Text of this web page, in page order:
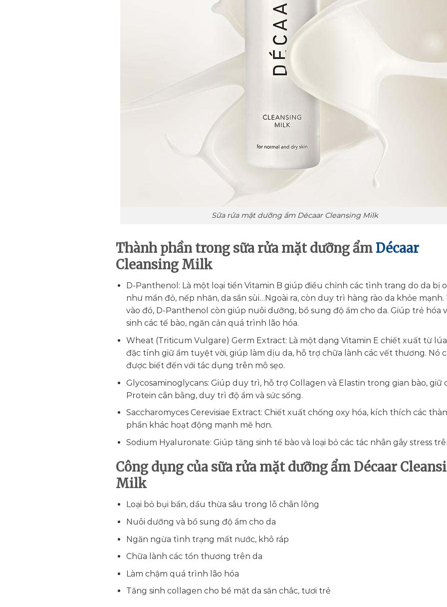
Sữa rửa mặt dưỡng ẩm Décaar Cleansing Milk
Thành phần trong sữa rửa mặt dưỡng ẩm Décaar
Cleansing Milk
D-Panthenol: Là một loại tiền Vitamin B giúp điều chỉnh các tình trang do da bị
như mẩn đỏ, nếp nhăn, da sần sùi…Ngoài ra, còn duy trì hàng rào da khỏe mạnh.
vào đó, D-Panthenol còn giúp nuôi dưỡng, bổ sung độ ẩm cho da. Giúp trẻ hóa
sinh các tế bào, ngăn cản quá trình lão hóa.
Wheat (Triticum Vulgare) Germ Extract: Là một dạng Vitamin E chiết xuất từ lúa
đặc tính giữ ẩm tuyệt vời, giúp làm dịu da, hỗ trợ chữa lành các vết thương. Nó
được biết đến với tác dụng trên mô sẹo.
Glycosaminoglycans: Giúp duy trì, hỗ trợ Collagen và Elastin trong gian bào, giữ
Protein cân bằng, duy trì độ ẩm và sức sống.
Saccharomyces Cerevisiae Extract: Chiết xuất chống oxy hóa, kích thích các
phần khác hoạt động mạnh mẽ hơn.
Sodium Hyaluronate: Giúp tăng sinh tế bào và loại bỏ các tác nhân gây stress
Công dụng của sữa rửa mặt dưỡng ẩm Décaar
Milk
Loại bỏ bụi bẩn, dầu thừa sâu trong lỗ chân lông
Nuôi dưỡng và bổ sung độ ẩm cho da
Ngăn ngừa tình trạng mất nước, khô ráp
Chữa lành các tổn thương trên da
Làm chậm quá trình lão hóa
Tăng sinh collagen cho bề mặt da săn chắc, tươi trẻ